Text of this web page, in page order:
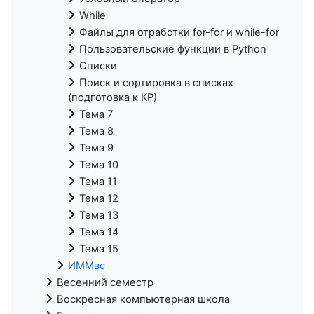
While
Файлы для отработки for-for и while-for
Пользовательские функции в Python
Списки
Поиск и сортировка в списках
(подготовка к КР)
Тема 7
Тема 8
Тема 9
Тема 10
Тема 11
Тема 12
Тема 13
Тема 14
Тема 15
ИММвс
Весенний семестр
Воскресная компьютерная школа